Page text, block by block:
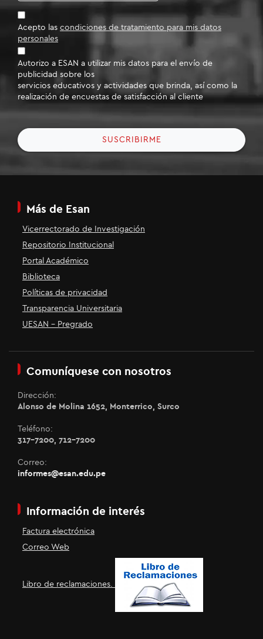
Acepto las condiciones de tratamiento para mis datos
personales
Autorizo a ESAN a utilizar mis datos para el envío de
publicidad sobre los
servicios educativos y actividades que brinda, así como la
realización de encuestas de satisfacción al cliente
SUSCRIBIRME
Más de Esan
Vicerrectorado de Investigación
Repositorio Institucional
Portal Académico
Biblioteca
Políticas de privacidad
Transparencia Universitaria
UESAN - Pregrado
Comuníquese con nosotros
Dirección:
Alonso de Molina 1652, Monterrico, Surco
Teléfono:
317-7200, 712-7200
Correo:
informes@esan.edu.pe
Información de interés
Factura electrónica
Correo Web
Libro de reclamaciones.